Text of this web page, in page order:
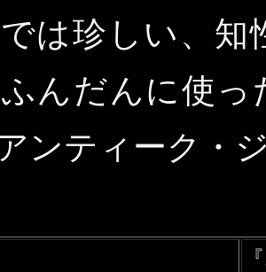
は珍しい、
んだんに使
ンティーク・